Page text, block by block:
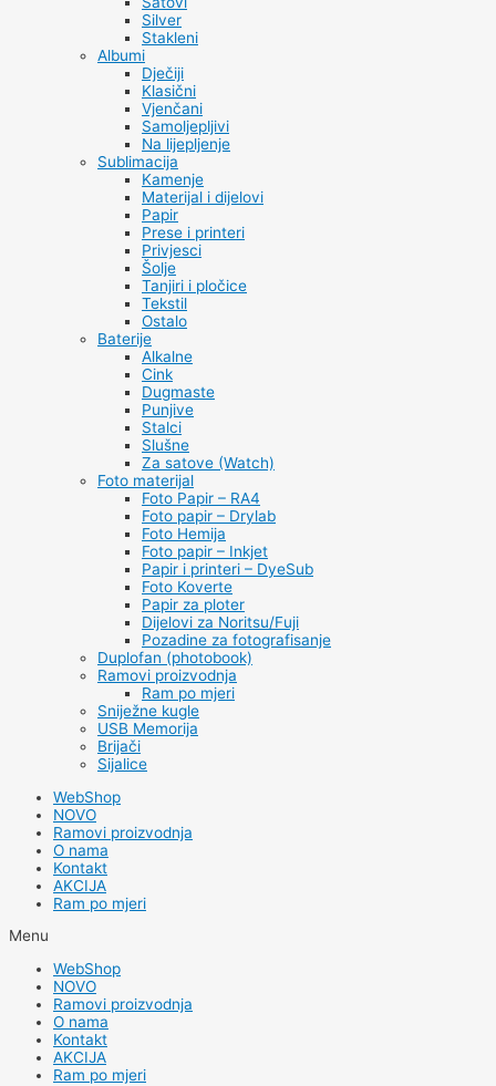
Silver
Stakleni
Albumi
Dječiji
Klasični
Vjenčani
Samoljepljivi
Na lijepljenje
Sublimacija
Kamenje
Materijal i dijelovi
Papir
Prese i printeri
Privjesci
Šolje
Tanjiri i pločice
Tekstil
Ostalo
Baterije
Alkalne
Cink
Dugmaste
Punjive
Stalci
Slušne
Za satove (Watch)
Foto materijal
Foto Papir – RA4
Foto papir – Drylab
Foto Hemija
Foto papir – Inkjet
Papir i printeri – DyeSub
Foto Koverte
Papir za ploter
Dijelovi za Noritsu/Fuji
Pozadine za fotografisanje
Duplofan (photobook)
Ramovi proizvodnja
Ram po mjeri
Sniježne kugle
USB Memorija
Brijači
Sijalice
WebShop
NOVO
Ramovi proizvodnja
O nama
Kontakt
AKCIJA
Ram po mjeri
Menu
WebShop
NOVO
Ramovi proizvodnja
O nama
Kontakt
AKCIJA
Ram po mjeri